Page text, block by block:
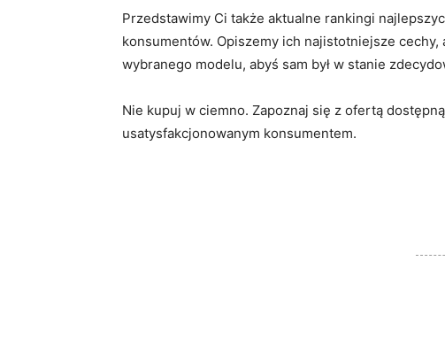
Przedstawimy Ci także aktualne rankingi
konsumentów. Opiszemy ich najistotniejsze
wybranego modelu, abyś sam był w stanie
Nie kupuj w ciemno. Zapoznaj się z ofertą
usatysfakcjonowanym konsumentem.